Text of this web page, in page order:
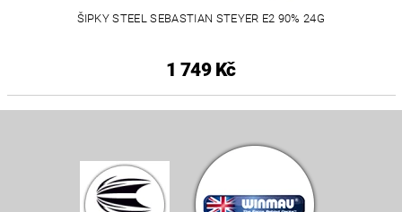
ŠIPKY STEEL SEBASTIAN STEYER E2 90% 24G
1 749 Kč